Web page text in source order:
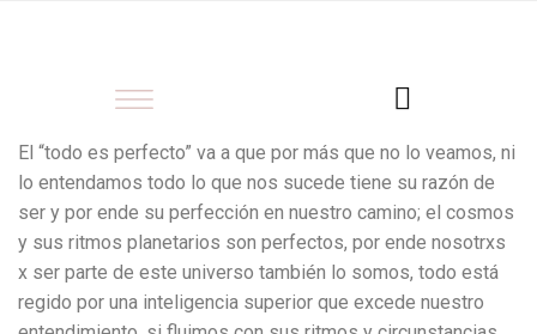
El “todo es perfecto” va a que por más que no lo veamos, ni
lo entendamos todo lo que nos sucede tiene su razón de
ser y por ende su perfección en nuestro camino; el cosmos
y sus ritmos planetarios son perfectos, por ende nosotrxs
x ser parte de este universo también lo somos, todo está
regido por una inteligencia superior que excede nuestro